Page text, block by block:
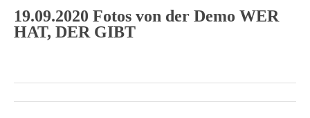
19.09.2020 Fotos von der Demo WER
HAT, DER GIBT